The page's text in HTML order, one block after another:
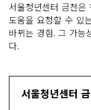
서울청년센터 금천은
도움을 요청할 수 있
바뀌는 경험. 그 가능
다.
서울청년센터